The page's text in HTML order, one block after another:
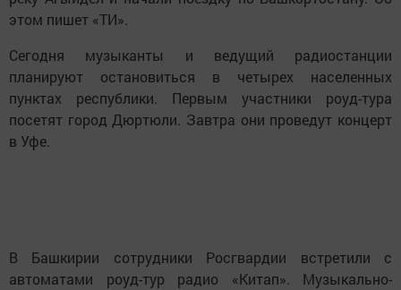
этом пишет «ТИ».
Сегодня музыканты и ведущий радиостанции
планируют остановиться в четырех населенных
пунктах республики. Первым участники роуд-тура
посетят город Дюртюли. Завтра они проведут концерт
в Уфе.
В Башкирии сотрудники Росгвардии встретили с
автоматами роуд-тур радио «Китап». Музыкально-